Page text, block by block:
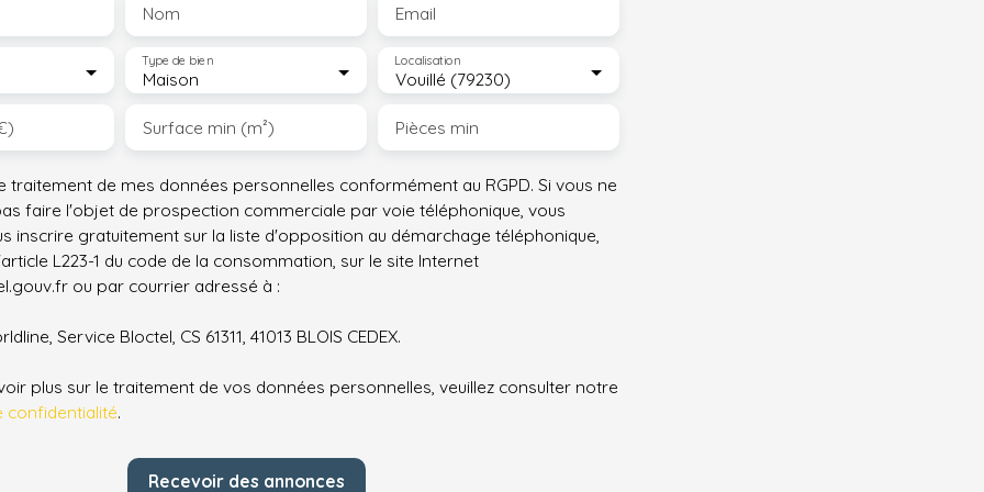
pour un usage standard, établi à partir des prix
de l'énergie de l'année 2021 : entre 2980. 00 et
4080. 00 €. Les informations sur les risques
auxquels ce bien est exposé sont disponibles sur
le site Géorisques : georisques. gouv. fr. Votre
conseiller 4% IMMOBILIER : Carole PORTE-VERRIER
Agent commercial (Entreprise individuelle) RSAC
843 771 106 00013
Nom Email
Maison
Type de bien
Vouillé (79230)
Localisation
Surface min (m²) Pièces min
traitement de mes données personnelles conformément au RGPD. Si vous ne
faire l'objet de prospection commerciale par voie téléphonique, vous
inscrire gratuitement sur la liste d'opposition au démarchage téléphonique,
L223-1 du code de la consommation, sur le site Internet
ou par courrier adressé à :
Service Bloctel, CS 61311, 41013 BLOIS CEDEX.
plus sur le traitement de vos données personnelles, veuillez consulter notre
confidentialité.
Recevoir des annonces